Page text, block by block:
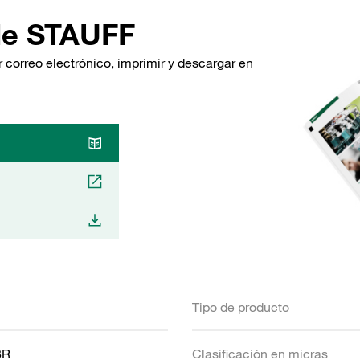
STAUFF
electrónico, imprimir y descargar en
Tipo de producto
Clasificación en micras